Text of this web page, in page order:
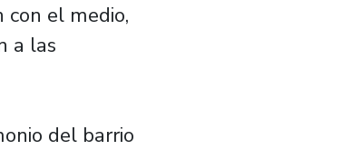
con el medio,
a las
del barrio